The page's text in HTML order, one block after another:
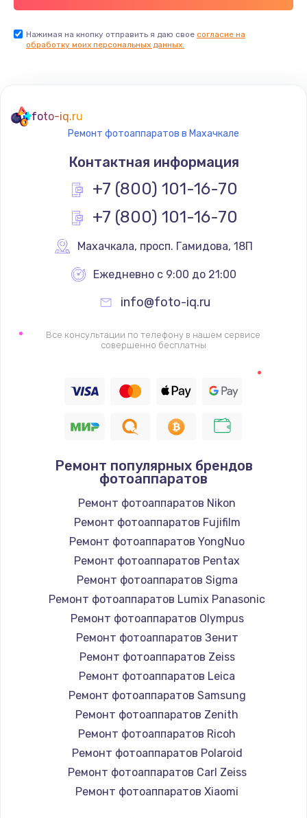
Нажимая на кнопку отправить я даю свое согласие на
обработку моих персональных данных.
foto-iq.ru
Ремонт фотоаппаратов в Махачкале
Контактная информация
+7 (800) 101-16-70
+7 (800) 101-16-70
Махачкала, просп. Гамидова, 18П
Ежедневно с 9:00 до 21:00
info@foto-iq.ru
Все консультации по телефону в нашем сервисе
совершенно бесплатны
Ремонт популярных брендов
фотоаппаратов
Ремонт фотоаппаратов Nikon
Ремонт фотоаппаратов Fujifilm
Ремонт фотоаппаратов YongNuo
Ремонт фотоаппаратов Pentax
Ремонт фотоаппаратов Sigma
Ремонт фотоаппаратов Lumix Panasonic
Ремонт фотоаппаратов Olympus
Ремонт фотоаппаратов Зенит
Ремонт фотоаппаратов Zeiss
Ремонт фотоаппаратов Leica
Ремонт фотоаппаратов Samsung
Ремонт фотоаппаратов Zenith
Ремонт фотоаппаратов Ricoh
Ремонт фотоаппаратов Polaroid
Ремонт фотоаппаратов Carl Zeiss
Ремонт фотоаппаратов Xiaomi